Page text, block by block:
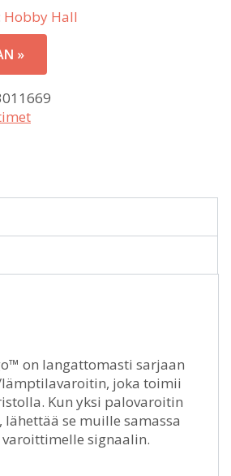
Hobby Hall
»
on langattomasti sarjaan
joka toimii
Kun yksi palovaroitin
lähettää se muille samassa
signaalin.